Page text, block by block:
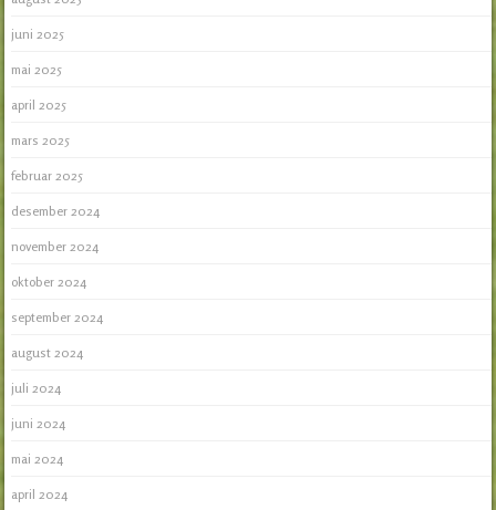
juni 2025
mai 2025
april 2025
mars 2025
februar 2025
desember 2024
november 2024
oktober 2024
september 2024
august 2024
juli 2024
juni 2024
mai 2024
april 2024